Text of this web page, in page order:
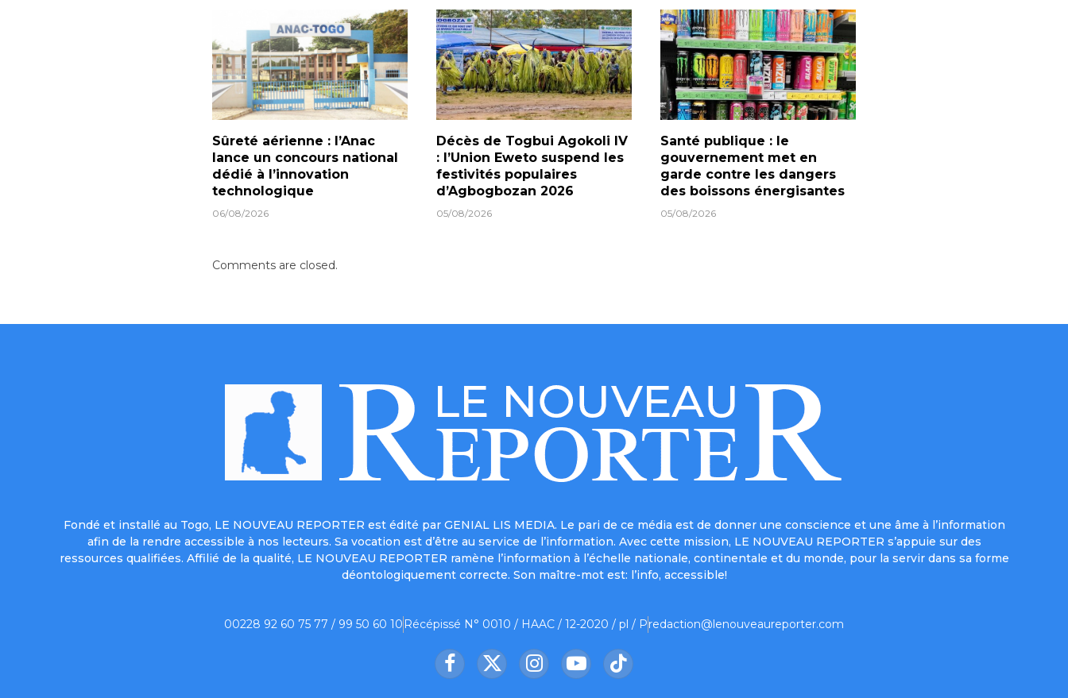
Sûreté aérienne : l’Anac
lance un concours national
dédié à l’innovation
technologique
06/08/2026
Décès de Togbui Agokoli IV
: l’Union Eweto suspend les
festivités populaires
d’Agbogbozan 2026
05/08/2026
Santé publique : le
gouvernement met en
garde contre les dangers
des boissons énergisantes
05/08/2026
Comments are closed.
Fondé et installé au Togo, LE NOUVEAU REPORTER est édité par GENIAL LIS MEDIA. Le pari de ce média est de donner une conscience et une âme à l’information
afin de la rendre accessible à nos lecteurs. Sa vocation est d’être au service de l’information. Avec cette mission, LE NOUVEAU REPORTER s’appuie sur des
ressources qualifiées. Affilié de la qualité, LE NOUVEAU REPORTER ramène l’information à l’échelle nationale, continentale et du monde, pour la servir dans sa forme
déontologiquement correcte. Son maître-mot est: l’info, accessible!
00228 92 60 75 77 / 99 50 60 10 Récépissé N° 0010 / HAAC / 12-2020 / pl / Predaction@lenouveaureporter.com
Facebook
X
InstagramYouTubeTikTok